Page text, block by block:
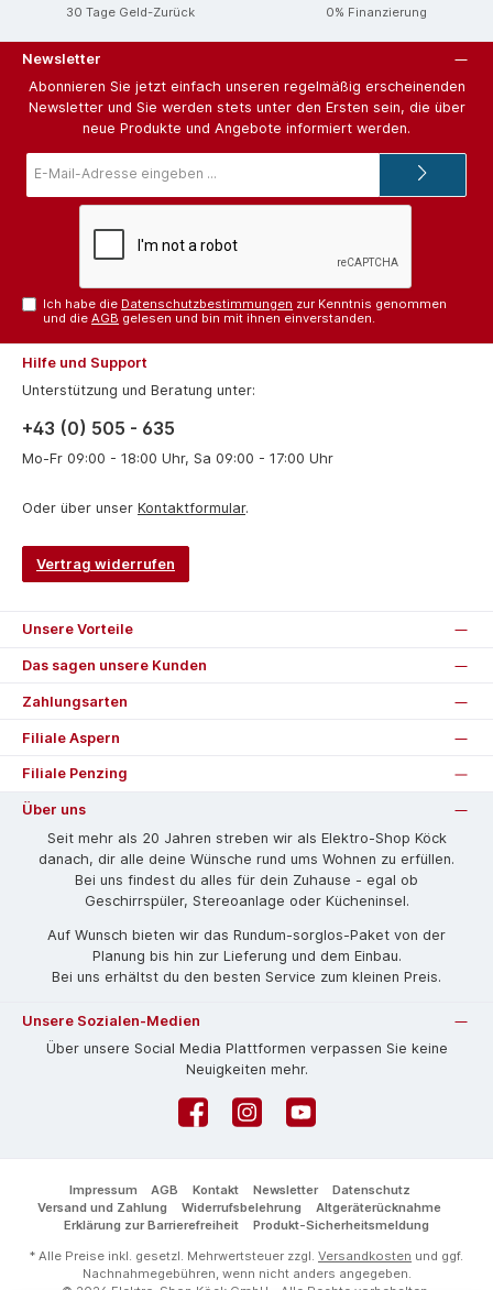
30 Tage Geld-Zurück 0% Finanzierung
Newsletter
Abonnieren Sie jetzt einfach unseren regelmäßig erscheinenden
Newsletter und Sie werden stets unter den Ersten sein, die über
neue Produkte und Angebote informiert werden.
Mail-
Ich habe die Datenschutzbestimmungen zur Kenntnis genommen
und dieAGB gelesen und bin mit ihnen einverstanden.
Hilfe und Support
Unterstützung und Beratung unter:
+43 (0) 505 - 635
Mo-Fr 09:00 - 18:00 Uhr, Sa 09:00 - 17:00 Uhr
Oder über unser Kontaktformular.
Vertrag widerrufen
Unsere Vorteile
Das sagen unsere Kunden
Zahlungsarten
Filiale Aspern
Filiale Penzing
Über uns
Seit mehr als 20 Jahren streben wir als Elektro-Shop Köck
danach, dir alle deine Wünsche rund ums Wohnen zu erfüllen.
Bei uns findest du alles für dein Zuhause - egal ob
Geschirrspüler, Stereoanlage oder Kücheninsel.
Auf Wunsch bieten wir das Rund­um-sorg­los-Pa­ket von der
Planung bis hin zur Lieferung und dem Einbau.
Bei uns erhältst du den besten Service zum kleinen Preis.
Unsere Sozialen-Medien
Über unsere Social Media Plattformen verpassen Sie keine
Neuigkeiten mehr.
FacebookInstagramYouTube
Impressum AGB Kontakt Newsletter
Datenschutz
Versand und Zahlung
Widerrufsbelehrung
Altgeräterücknahme
Erklärung zur Barrierefreiheit
Produkt-Sicherheitsmeldung
* Alle Preise inkl. gesetzl. Mehrwertsteuer zzgl. Versandkosten und ggf.
Nachnahmegebühren, wenn nicht anders angegeben.